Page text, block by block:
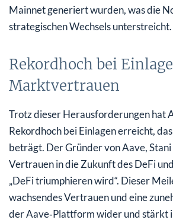
Mainnet generiert wurden, was die
strategischen Wechsels unterstreicht.
Rekordhoch bei
Marktvertrauen
Trotz dieser Herausforderungen hat
Rekordhoch bei Einlagen erreicht,
beträgt. Der Gründer von Aave,
Vertrauen in die Zukunft des DeFi
„DeFi triumphieren wird“. Dieser
wachsendes Vertrauen und eine
der Aave‑Plattform wider und stärkt